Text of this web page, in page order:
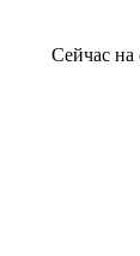
Сейчас на